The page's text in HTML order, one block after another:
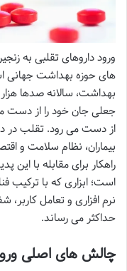
ورود داروهای تقلبی به
های حوزه بهداشت جهانی
بهداشت، سالانه صدها
جعلی جان خود را از دست
از دست می رود. تقلب در
بیماران، نظام سلامت و
راهکار برای مقابله با این
است؛ ابزاری که با ترکیب
نرم افزاری و تعامل کاربر،
حداکثر می رساند.
چالش های اصلی